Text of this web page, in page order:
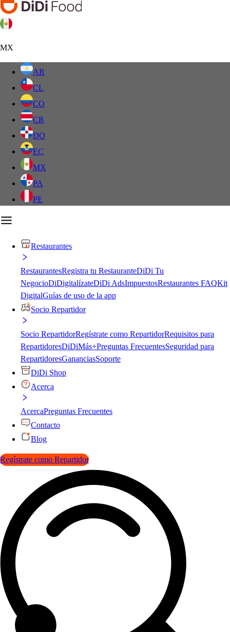
MX
AR
CL
CO
CR
DO
EC
MX
PA
PE
Restaurantes
RestaurantesRegistra tu RestauranteDiDi Tu
NegocioDiDigitalízateDiDi AdsImpuestosRestaurantes FAQKit
DigitalGuías de uso de la app
Socio Repartidor
Socio RepartidorRegístrate como RepartidorRequisitos para
RepartidoresDiDiMás+Preguntas FrecuentesSeguridad para
RepartidoresGananciasSoporte
DiDi Shop
Acerca
AcercaPreguntas Frecuentes
Contacto
Blog
Regístrate como Repartidor